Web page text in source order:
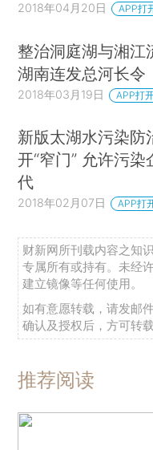
2018年04月20日 APP打
整治洞庭湖与湘江
湖南连发总河长令
2018年03月19日 APP打
新版太湖水污染防
开“窄门” 允许污染
代
2018年02月07日 APP打
财新网所刊载内容之知
专属所有或持有。未经
建立镜像等任何使用。
如有意愿转载，请发邮
确认及授权后，方可转载
推荐阅读